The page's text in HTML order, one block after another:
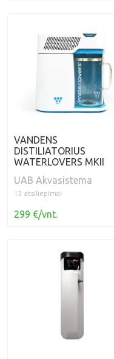
VANDENS
DISTILIATORIUS
WATERLOVERS MKII
UAB Akvasistema
13 atsiliepimai
299 €/vnt.